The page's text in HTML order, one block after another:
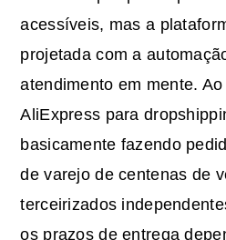
acessíveis, mas a
projetada com a
atendimento em mente.
AliExpress para
basicamente fazendo
de varejo de centenas de
terceirizados
os prazos de entrega